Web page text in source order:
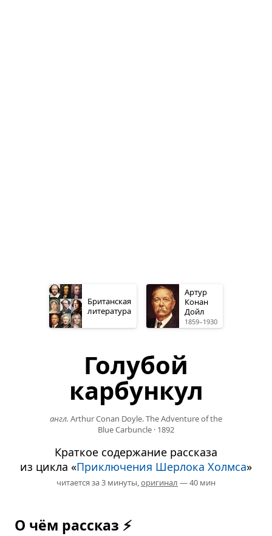
Британская
литература
Артур
Конан
Дойл
1859–1930
Голубой
карбункул
англ. Arthur Conan Doyle. The Adventure of the
Blue Carbuncle · 1892
Краткое содержание рассказа
из цикла «Приключения Шерлока Холмса»
читается за 3 минуты,оригинал — 40 мин
О чём рассказ ⚡